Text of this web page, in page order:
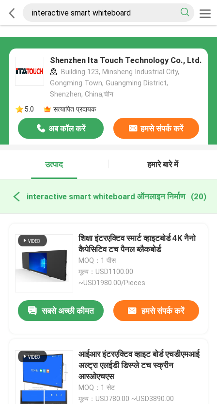
Shenzhen Ita Touch Technology Co., Ltd.
Building 123, Minsheng Industrial City,
Gongming Town, Guangming District,
Shenzhen, China,चीन
5.0
सत्यापित प्रदायक
अब कॉल करें हमसे संपर्क करें
उत्पाद हमारे बारे में
interactive smart whiteboard ऑनलाइन निर्माण (20)
शिक्षा इंटरएक्टिव स्मार्ट व्हाइटबोर्ड 4K नैनो
कैपेसिटिव टच पैनल ब्लैकबोर्ड
MOQ：1 पीस
मूल्य：USD1100.00
~USD1980.00/Pieces
सबसे अच्छी कीमत हमसे संपर्क करें
आईआर इंटरएक्टिव व्हाइट बोर्ड एचडीएमआई
अल्ट्रा एलईडी डिस्प्ले टच स्क्रीन
आरओएचएस
MOQ：1 सेट
मूल्य：USD780.00 ~USD3890.00